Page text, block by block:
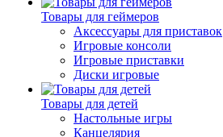
Товары для геймеров
Аксессуары для приставок
Игровые консоли
Игровые приставки
Диски игровые
Товары для детей
Настольные игры
Канцелярия